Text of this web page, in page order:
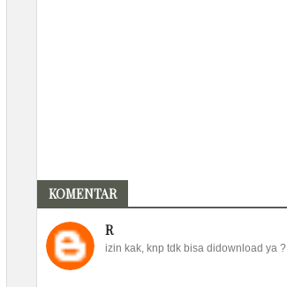
KOMENTAR
R
izin kak, knp tdk bisa didownload ya ?